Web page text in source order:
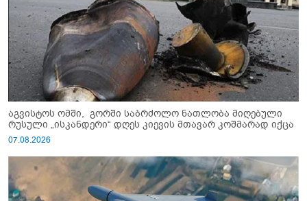
აგვისტოს ომში, გორში საბრძოლო ნათლობა მიღებული
რუსული „ისკანდერი“ დღეს კიევის მთავარ კოშმარად იქცა
07.08.2026